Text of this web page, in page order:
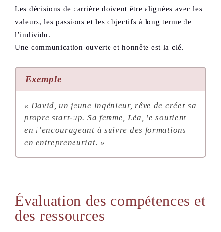
Les décisions de carrière doivent être alignées avec les
valeurs, les passions et les objectifs à long terme de
l’individu.
Une communication ouverte et honnête est la clé.
Exemple
« David, un jeune ingénieur, rêve de créer sa
propre start-up. Sa femme, Léa, le soutient
en l’encourageant à suivre des formations
en entrepreneuriat. »
Évaluation des compétences et
des ressources